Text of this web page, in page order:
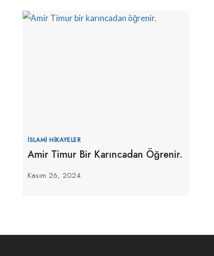
İSLAMI HIKAYELER
Amir Timur Bir Karıncadan Öğrenir.
Kasım 26, 2024